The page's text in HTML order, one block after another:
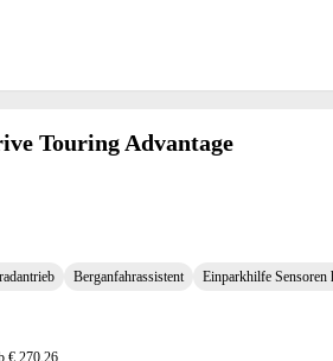
Touring Advantage
Berganfahrassistent
Einparkhilfe Sensoren
€ 270,26